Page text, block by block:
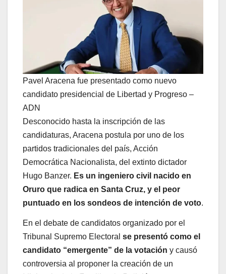
Pavel Aracena fue presentado como nuevo
candidato presidencial de Libertad y Progreso –
ADN
Desconocido hasta la inscripción de las
candidaturas, Aracena postula por uno de los
partidos tradicionales del país, Acción
Democrática Nacionalista, del extinto dictador
Hugo Banzer. Es un ingeniero civil nacido en
Oruro que radica en Santa Cruz, y el peor
puntuado en los sondeos de intención de voto.
En el debate de candidatos organizado por el
Tribunal Supremo Electoral se presentó como el
candidato “emergente” de la votación y causó
controversia al proponer la creación de un